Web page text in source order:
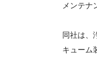
メンテナ
同社は、
キューム